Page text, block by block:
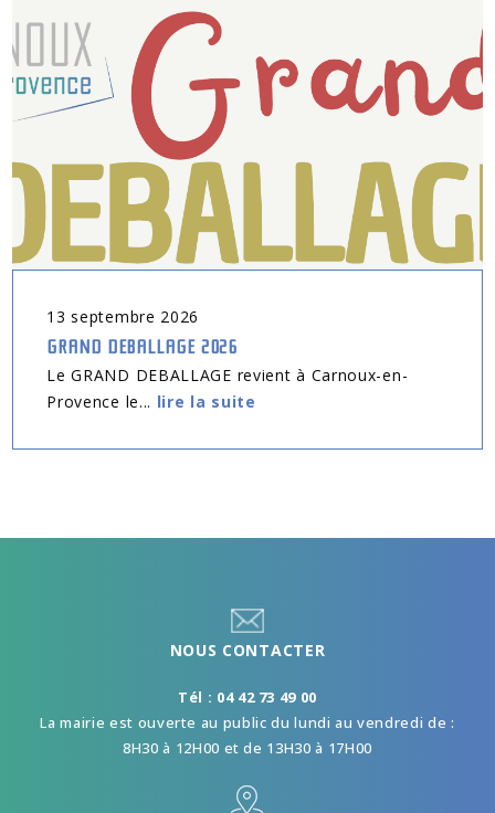
13 septembre 2026
GRAND DEBALLAGE 2026
Le GRAND DEBALLAGE revient à Carnoux-en-
Provence le... lire la suite
NOUS CONTACTER
Tél : 04 42 73 49 00
La mairie est ouverte au public du lundi au vendredi de :
8H30 à 12H00 et de 13H30 à 17H00